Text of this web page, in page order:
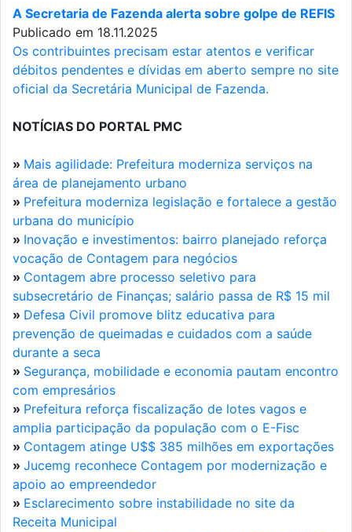
A Secretaria de Fazenda alerta sobre golpe de REFIS
Publicado em 18.11.2025
Os contribuintes precisam estar atentos e verificar
débitos pendentes e dívidas em aberto sempre no site
oficial da Secretária Municipal de Fazenda.
NOTÍCIAS DO PORTAL PMC
» Mais agilidade: Prefeitura moderniza serviços na
área de planejamento urbano
» Prefeitura moderniza legislação e fortalece a gestão
urbana do município
» Inovação e investimentos: bairro planejado reforça
vocação de Contagem para negócios
» Contagem abre processo seletivo para
subsecretário de Finanças; salário passa de R$ 15 mil
» Defesa Civil promove blitz educativa para
prevenção de queimadas e cuidados com a saúde
durante a seca
» Segurança, mobilidade e economia pautam encontro
com empresários
» Prefeitura reforça fiscalização de lotes vagos e
amplia participação da população com o E-Fisc
» Contagem atinge U$$ 385 milhões em exportações
» Jucemg reconhece Contagem por modernização e
apoio ao empreendedor
» Esclarecimento sobre instabilidade no site da
Receita Municipal